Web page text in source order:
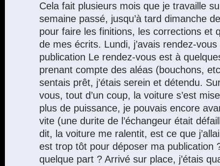
Cela fait plusieurs mois que je travaille
semaine passé, jusqu’à tard dimanche
pour faire les finitions, les corrections et
de mes écrits. Lundi, j’avais rendez-
publication Le rendez-vous est à
prenant compte des aléas (bouchons,
sentais prêt, j’étais serein et détendu.
vous, tout d’un coup, la voiture s’est
plus de puissance, je pouvais encore
vite (une durite de l’échangeur était
dit, la voiture me ralentit, est ce que
est trop tôt pour déposer ma publication
quelque part ? Arrivé sur place, j’étais